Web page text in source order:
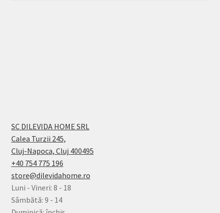
SC DILEVIDA HOME SRL
Calea Turzii 245,
Cluj-Napoca, Cluj 400495
+40 754 775 196
store@dilevidahome.ro
Luni - Vineri: 8 - 18
Sâmbătă: 9 - 14